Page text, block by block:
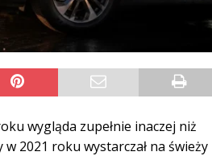
wygląda zupełnie inaczej niż
2021 roku wystarczał na świeży